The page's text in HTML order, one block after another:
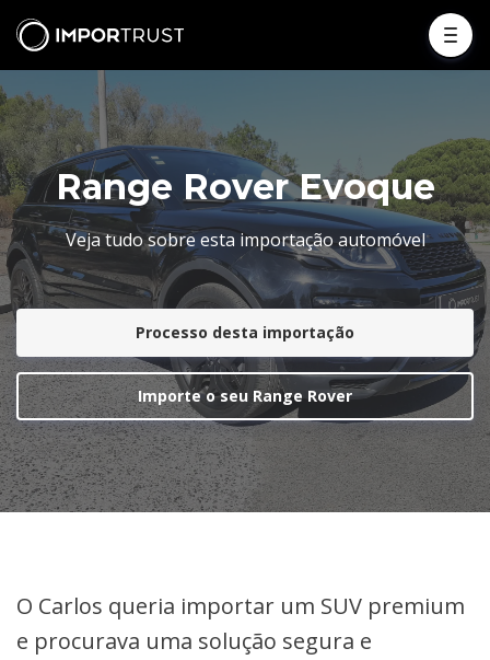
Range Rover Evoque
Veja tudo sobre esta importação automóvel
Processo desta importação
Importe o seu Range Rover
O Carlos queria importar um SUV premium
e procurava uma solução segura e